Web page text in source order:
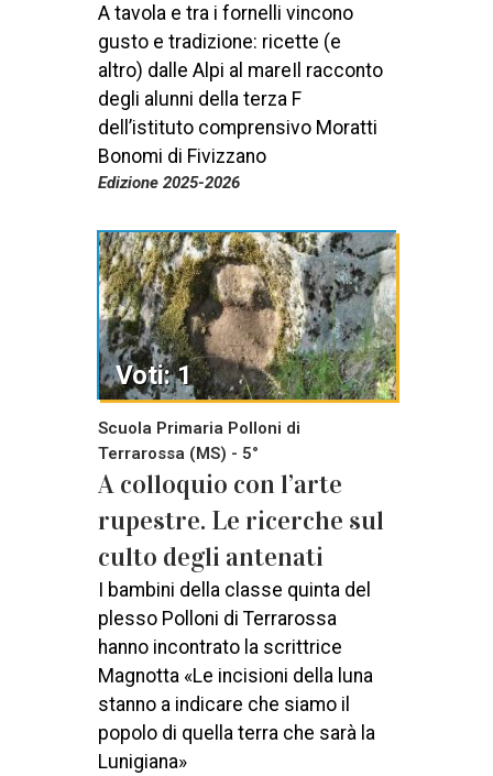
A tavola e tra i fornelli vincono
gusto e tradizione: ricette (e
altro) dalle Alpi al mareIl racconto
degli alunni della terza F
dell’istituto comprensivo Moratti
Bonomi di Fivizzano
Edizione 2025-2026
Scuola Primaria Polloni di
Terrarossa (MS) - 5°
A colloquio con l’arte
rupestre. Le ricerche sul
culto degli antenati
I bambini della classe quinta del
plesso Polloni di Terrarossa
hanno incontrato la scrittrice
Magnotta «Le incisioni della luna
stanno a indicare che siamo il
popolo di quella terra che sarà la
Lunigiana»
Voti: 1